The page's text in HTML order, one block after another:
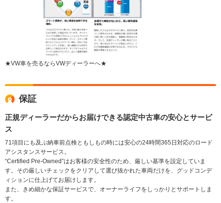
★VW車を売るならVWディーラーへ★
保証
正規ディーラーだからお届けできる認定中古車の安心とサービ
ス
71項目にも及ぶ納車前点検ともしもの時には安心の24時間365日対応のロード
アシスタンスサービス。
“Certified Pre-Owned”はお客様の安全性のため、厳しい基準を設定していま
す。その厳しいチェックをクリアして選び抜かれた車両だけを、グッドコンデ
ィションに仕上げてお届けします。
また、きめ細かな保証サービスで、オーナーライフをしっかりとサポートしま
す。